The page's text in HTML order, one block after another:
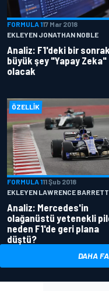
FORMULA 117 Mar 2018
EKLEYEN JONATHAN NOBLE
Analiz: F1'deki bir
büyük şey "Yapay Zeka"
olacak
ÖZELLIK
FORMULA 111 Şub 2018
EKLEYEN LAWRENCE
Analiz: Mercedes'in
olağanüstü yetenekli
neden F1'de geri plana
düştü?
DAHA